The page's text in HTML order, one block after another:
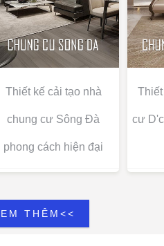
Thiết kế cải tạo nhà
chung cư Sông Đà
phong cách hiện đại
cư
THÊM<<